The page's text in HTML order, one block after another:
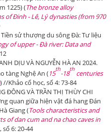
1225) (The bronze alloy
of Đinh - Lê, Lý dynasties (from 970
Tiền sử thượng du sông Đà: Tư liệu
of upper -Đàriver: Data and
DỊU VÀ NGUYỄN HÀ AN 2024.
tàng Nghệ An (15
th
-18
th
centuries
) //Khảo cổ học, số 4: 73-84
ĐÔNG VÀ TRẦN THỊ THÙY CHI
quan giữa hiện vật đá hang Đán
Giang (Tools characteristics and
of dan cum and na chao caves in
6: 20-44